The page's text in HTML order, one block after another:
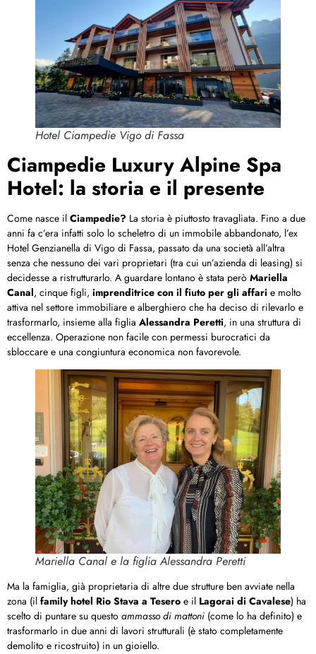
Hotel Ciampedie Vigo di Fassa
Ciampedie Luxury Alpine Spa
Hotel: la storia e il presente
Come nasce il Ciampedie? La storia è piuttosto travagliata. Fino a due
anni fa c’era infatti solo lo scheletro di un immobile abbandonato, l’ex
Hotel Genzianella di Vigo di Fassa, passato da una società all’altra
senza che nessuno dei vari proprietari (tra cui un’azienda di leasing) si
decidesse a ristrutturarlo. A guardare lontano è stata però Mariella
Canal, cinque figli, imprenditrice con il fiuto per gli affari e molto
attiva nel settore immobiliare e alberghiero che ha deciso di rilevarlo e
trasformarlo, insieme alla figlia Alessandra Peretti, in una struttura di
eccellenza. Operazione non facile con permessi burocratici da
sbloccare e una congiuntura economica non favorevole.
Mariella Canal e la figlia Alessandra Peretti
Ma la famiglia, già proprietaria di altre due strutture ben avviate nella
zona (il family hotel Rio Stava a Tesero e il Lagorai di Cavalese) ha
scelto di puntare su questo ammasso di mattoni (come lo ha definito) e
trasformarlo in due anni di lavori strutturali (è stato completamente
demolito e ricostruito) in un gioiello.